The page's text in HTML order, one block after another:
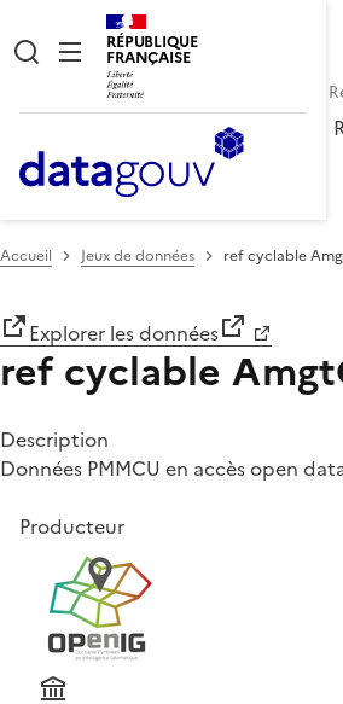
RÉPUBLIQUE
FRANÇAISE
Accueil Jeux de données ref cyclable
Explorer les données
ref cyclable
Description
Données PMMCU en accès open
Producteur